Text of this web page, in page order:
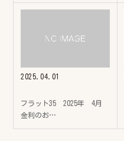
2025.04.01
フラット35 2025年 4月
金利のお…